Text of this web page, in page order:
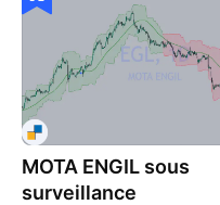
MOTA ENGIL sous
surveillance